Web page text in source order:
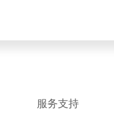
服务支持